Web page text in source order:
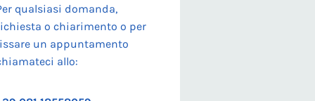
qualsiasi domanda,
o chiarimento o per
un appuntamento
allo: